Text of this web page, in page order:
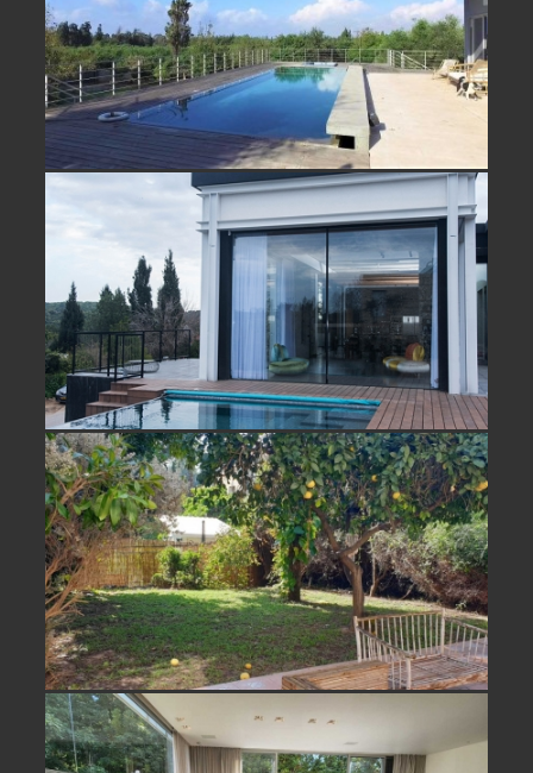
להשכרה בעמיקם בית נופש חלומי
למכירה/ השכרה בחופית וילה מקסימה-
נמכר
להשכרה במושב נווה ירק בית פרטי
יוקרתי ונדיר- הושכר